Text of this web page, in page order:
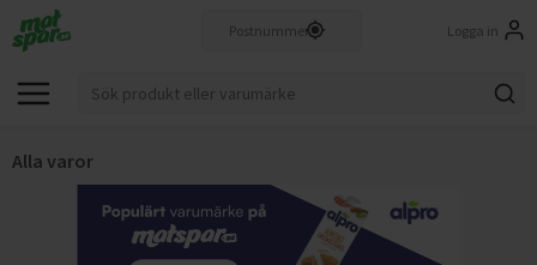
Logga in
Alla varor